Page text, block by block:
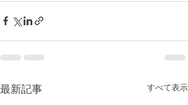
最新記事 すべて表示